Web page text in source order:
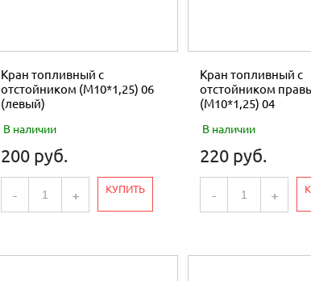
Кран топливный с
отстойником (М10*1,25) 06
(левый)
В наличии
200 руб.
- + КУПИТЬ
Кран топливный с
отстойником
(М10*1,25) 04
В наличии
220 руб.
- +